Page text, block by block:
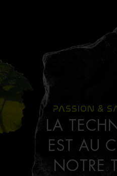
PASSION &
LA
EST AU
NOTRE